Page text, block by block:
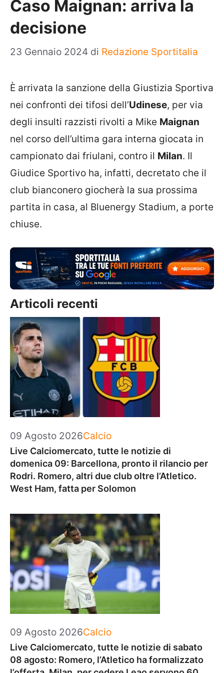
Caso Maignan: arriva la
decisione
23 Gennaio 2024 di Redazione Sportitalia
È arrivata la sanzione della Giustizia Sportiva
nei confronti dei tifosi dell’Udinese, per via
degli insulti razzisti rivolti a Mike Maignan
nel corso dell’ultima gara interna giocata in
campionato dai friulani, contro il Milan. Il
Giudice Sportivo ha, infatti, decretato che il
club bianconero giocherà la sua prossima
partita in casa, al Bluenergy Stadium, a porte
chiuse.
Articoli recenti
09 Agosto 2026Categorie
Calcio
Live Calciomercato, tutte le notizie di
domenica 09: Barcellona, pronto il rilancio per
Rodri. Romero, altri due club oltre l’Atletico.
West Ham, fatta per Solomon
09 Agosto 2026Categorie
Calcio
Live Calciomercato, tutte le notizie di sabato
08 agosto: Romero, l’Atletico ha formalizzato